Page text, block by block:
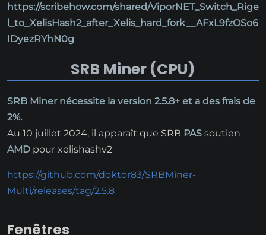
https://scribehow.com/shared/ViporNET_Switch_Rige
l_to_XelisHash2_after_Xelis_hard_fork__AFxL9fzOSo6
IDyezRYhN0g
SRB Miner (CPU)
SRB Miner nécessite la version 2.5.8+ et a des frais de
2%.
Au 10 juillet 2024, il apparaît que SRB PAS soutien
AMD pour xelishashv2
https://github.com/doktor83/SRBMiner-
Multi/releases/tag/2.5.8
Fenêtres